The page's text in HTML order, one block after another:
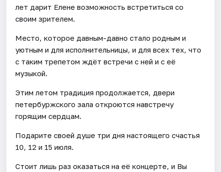
лет дарит Елене возможность встретиться со
своим зрителем.
Место, которое давным-давно стало родным и
уютным и для исполнительницы, и для всех тех, что
с таким трепетом ждёт встречи с ней и с её
музыкой.
Этим летом традиция продолжается, двери
петербуржского зала откроются навстречу
горящим сердцам.
Подарите своей душе три дня настоящего счастья
10, 12 и 15 июля.
Стоит лишь раз оказаться на её концерте, и Вы